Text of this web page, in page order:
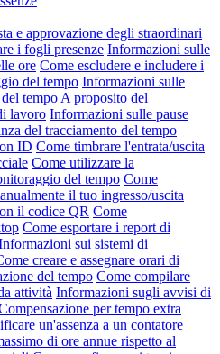
e approvazione degli straordinari
i fogli presenze Informazioni sulle
ore Come escludere e includere i
del tempo Informazioni sulle
tempo A proposito del
lavoro Informazioni sulle pause
del tracciamento del tempo
ID Come timbrare l'entrata/uscita
Come utilizzare la
del tempo Come
il tuo ingresso/uscita
il codice QR Come
Come esportare i report di
sui sistemi di
creare e assegnare orari di
del tempo Come compilare
attività Informazioni sugli avvisi di
per tempo extra
un'assenza a un contatore
di ore annue rispetto al